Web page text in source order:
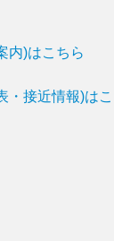
内)はこちら
・接近情報)は